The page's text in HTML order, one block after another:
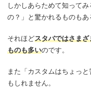
しかしあらためて知って
の？」と驚かれるものもあ
それほどスタバではさま
ものも多いのです。
また「カスタムはちょっ
もしれません。